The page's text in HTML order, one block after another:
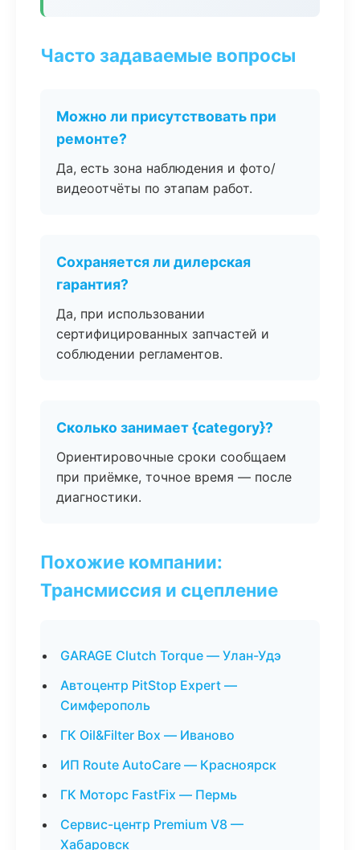
Часто задаваемые вопросы
Можно ли присутствовать при
ремонте?
Да, есть зона наблюдения и фото/
видеоотчёты по этапам работ.
Сохраняется ли дилерская
гарантия?
Да, при использовании
сертифицированных запчастей и
соблюдении регламентов.
Сколько занимает {category}?
Ориентировочные сроки сообщаем
при приёмке, точное время — после
диагностики.
Похожие компании:
Трансмиссия и сцепление
GARAGE Clutch Torque — Улан-Удэ
Автоцентр PitStop Expert —
Симферополь
ГК Oil&Filter Box — Иваново
ИП Route AutoCare — Красноярск
ГК Моторс FastFix — Пермь
Сервис-центр Premium V8 —
Хабаровск